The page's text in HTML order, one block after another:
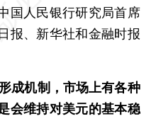
国人民银行研究局首席
报、新华社和金融时报
成机制，市场上有各种
会维持对美元的基本稳